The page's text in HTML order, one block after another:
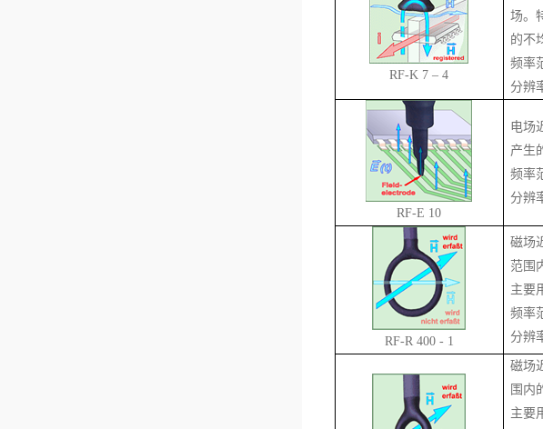
RF-K 7 – 4
场。
的不
频率
分辨
RF-E 10
电场
产生
频率
分辨
RF-R 400 - 1
磁场
范围
主要
频率
分辨
磁场
围内
主要